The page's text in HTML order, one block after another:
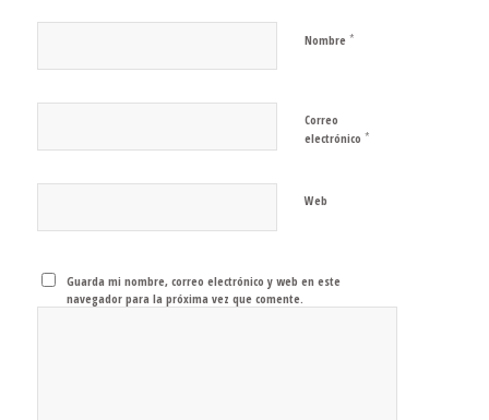
Nombre *
Correo
electrónico *
Web
Guarda mi nombre, correo electrónico y web en este
navegador para la próxima vez que comente.